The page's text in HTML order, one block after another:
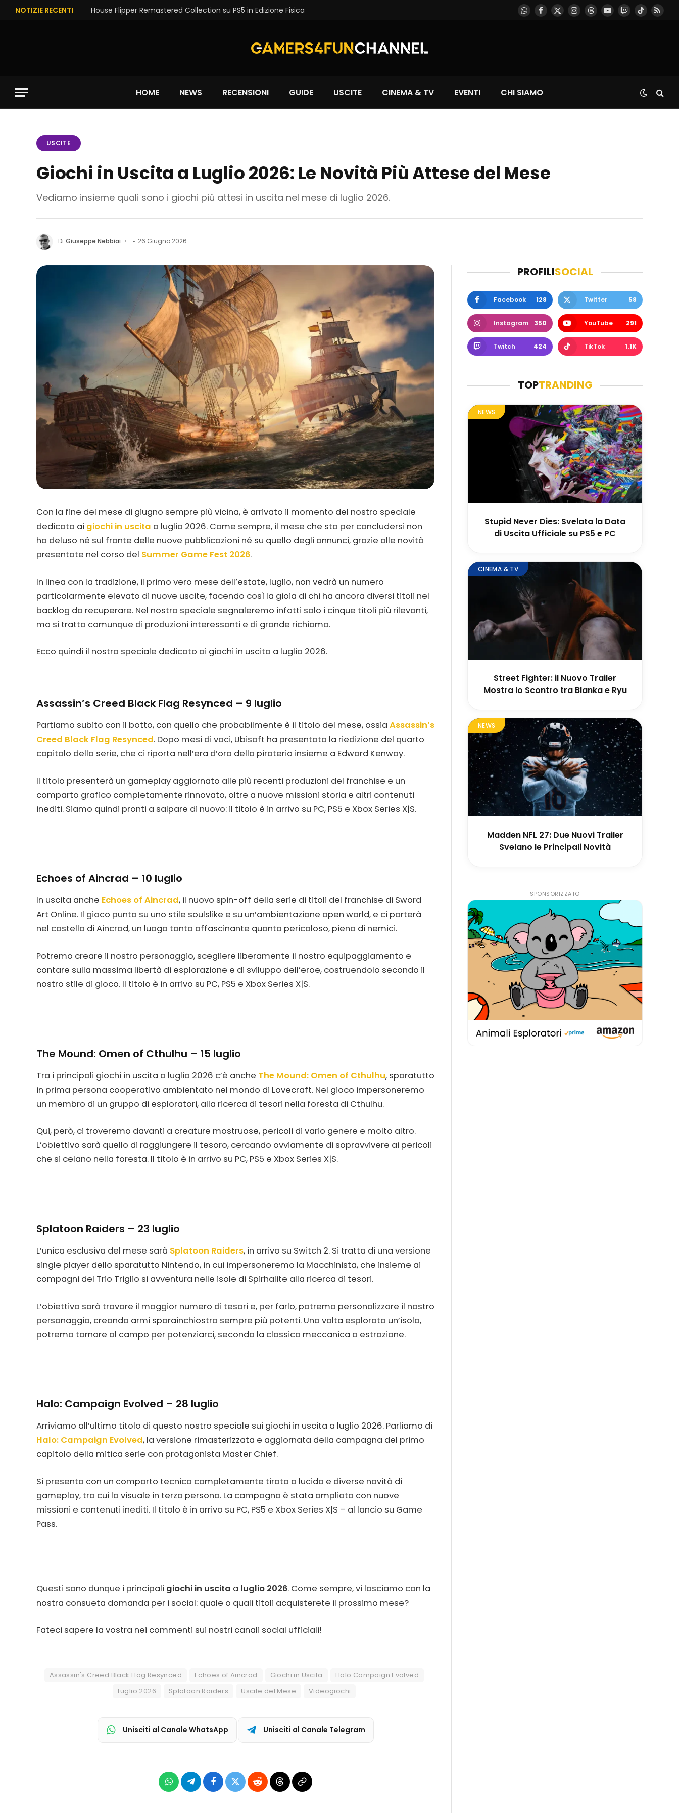
NOTIZIE RECENTI House Flipper Remastered Collection su PS5 in Edizione Fisica WhatsApp
Facebook
X
Instagram
ThreadsYouTube
TwitchTikTok
RSS
HOME NEWS RECENSIONI GUIDE USCITE CINEMA & TV EVENTI CHI SIAMO
USCITE
Giochi in Uscita a Luglio 2026: Le Novità Più Attese del Mese
Vediamo insieme quali sono i giochi più attesi in uscita nel mese di luglio 2026.
Di Giuseppe Nebbiai 26 Giugno 2026
Con la fine del mese di giugno sempre più vicina, è arrivato il momento del nostro speciale
dedicato ai giochi in uscita a luglio 2026. Come sempre, il mese che sta per concludersi non
ha deluso né sul fronte delle nuove pubblicazioni né su quello degli annunci, grazie alle novità
presentate nel corso del Summer Game Fest 2026.
In linea con la tradizione, il primo vero mese dell’estate, luglio, non vedrà un numero
particolarmente elevato di nuove uscite, facendo così la gioia di chi ha ancora diversi titoli nel
backlog da recuperare. Nel nostro speciale segnaleremo infatti solo i cinque titoli più rilevanti,
ma si tratta comunque di produzioni interessanti e di grande richiamo.
Ecco quindi il nostro speciale dedicato ai giochi in uscita a luglio 2026.
Assassin’s Creed Black Flag Resynced – 9 luglio
Partiamo subito con il botto, con quello che probabilmente è il titolo del mese, ossia Assassin’s
Creed Black Flag Resynced. Dopo mesi di voci, Ubisoft ha presentato la riedizione del quarto
capitolo della serie, che ci riporta nell’era d’oro della pirateria insieme a Edward Kenway.
Il titolo presenterà un gameplay aggiornato alle più recenti produzioni del franchise e un
comparto grafico completamente rinnovato, oltre a nuove missioni storia e altri contenuti
inediti. Siamo quindi pronti a salpare di nuovo: il titolo è in arrivo su PC, PS5 e Xbox Series X|S.
Echoes of Aincrad – 10 luglio
In uscita anche Echoes of Aincrad, il nuovo spin-off della serie di titoli del franchise di Sword
Art Online. Il gioco punta su uno stile soulslike e su un’ambientazione open world, e ci porterà
nel castello di Aincrad, un luogo tanto affascinante quanto pericoloso, pieno di nemici.
Potremo creare il nostro personaggio, scegliere liberamente il nostro equipaggiamento e
contare sulla massima libertà di esplorazione e di sviluppo dell’eroe, costruendolo secondo il
nostro stile di gioco. Il titolo è in arrivo su PC, PS5 e Xbox Series X|S.
The Mound: Omen of Cthulhu – 15 luglio
Tra i principali giochi in uscita a luglio 2026 c’è anche The Mound: Omen of Cthulhu, sparatutto
in prima persona cooperativo ambientato nel mondo di Lovecraft. Nel gioco impersoneremo
un membro di un gruppo di esploratori, alla ricerca di tesori nella foresta di Cthulhu.
Qui, però, ci troveremo davanti a creature mostruose, pericoli di vario genere e molto altro.
L’obiettivo sarà quello di raggiungere il tesoro, cercando ovviamente di sopravvivere ai pericoli
che si celano nella foresta. Il titolo è in arrivo su PC, PS5 e Xbox Series X|S.
Splatoon Raiders – 23 luglio
L’unica esclusiva del mese sarà Splatoon Raiders, in arrivo su Switch 2. Si tratta di una versione
single player dello sparatutto Nintendo, in cui impersoneremo la Macchinista, che insieme ai
compagni del Trio Triglio si avventura nelle isole di Spirhalite alla ricerca di tesori.
L’obiettivo sarà trovare il maggior numero di tesori e, per farlo, potremo personalizzare il nostro
personaggio, creando armi sparainchiostro sempre più potenti. Una volta esplorata un’isola,
potremo tornare al campo per potenziarci, secondo la classica meccanica a estrazione.
Halo: Campaign Evolved – 28 luglio
Arriviamo all’ultimo titolo di questo nostro speciale sui giochi in uscita a luglio 2026. Parliamo di
Halo: Campaign Evolved, la versione rimasterizzata e aggiornata della campagna del primo
capitolo della mitica serie con protagonista Master Chief.
Si presenta con un comparto tecnico completamente tirato a lucido e diverse novità di
gameplay, tra cui la visuale in terza persona. La campagna è stata ampliata con nuove
missioni e contenuti inediti. Il titolo è in arrivo su PC, PS5 e Xbox Series X|S – al lancio su Game
Pass.
Questi sono dunque i principali giochi in uscita a luglio 2026. Come sempre, vi lasciamo con la
nostra consueta domanda per i social: quale o quali titoli acquisterete il prossimo mese?
Fateci sapere la vostra nei commenti sui nostri canali social ufficiali!
Assassin's Creed Black Flag Resynced Echoes of Aincrad Giochi in Uscita
Halo Campaign Evolved
Luglio 2026
Splatoon Raiders Uscite del Mese Videogiochi
Unisciti al Canale WhatsApp Unisciti al Canale Telegram
WhatsAppTelegramFacebook
X
RedditThreadsCopia
PROFILISOCIAL
Facebook 128 Twitter 58
Instagram 350 YouTube 291
Twitch 424 TikTok 1.1K
TOPTRANDING
NEWS
Stupid Never Dies: Svelata la Data
di Uscita Ufficiale su PS5 e PC
CINEMA & TV
Street Fighter: il Nuovo Trailer
Mostra lo Scontro tra Blanka e Ryu
NEWS
Madden NFL 27: Due Nuovi Trailer
Svelano le Principali Novità
SPONSORIZZATO